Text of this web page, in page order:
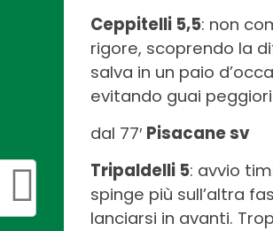
Ceppitelli 5,5: non
rigore, scoprendo la
salva in un paio
evitando guai
dal 77′ Pisacane sv
Tripaldelli 5: avvio
spinge più sull’altra
lanciarsi in avanti.